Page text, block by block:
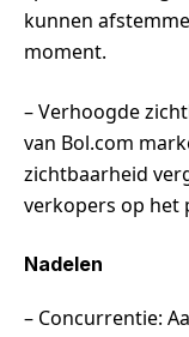
kunnen
moment.
– Verhoogde
van Bol.com
zichtbaarheid
verkopers op het
Nadelen
– Concurrentie: